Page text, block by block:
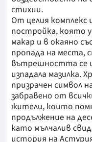
стихии.
От целия
постройка, която
макар и в окаяно
пропада на места,
вътрешността се
изпадала мазилка.
призрачен символ
забравено от
жители, които
продължение на
като мълчалив
история на